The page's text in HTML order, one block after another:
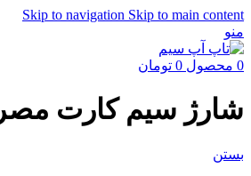
Skip to navigation Skip to main content
منو
0 محصول 0 تومان
شارژ سیم کارت مصر
بستن